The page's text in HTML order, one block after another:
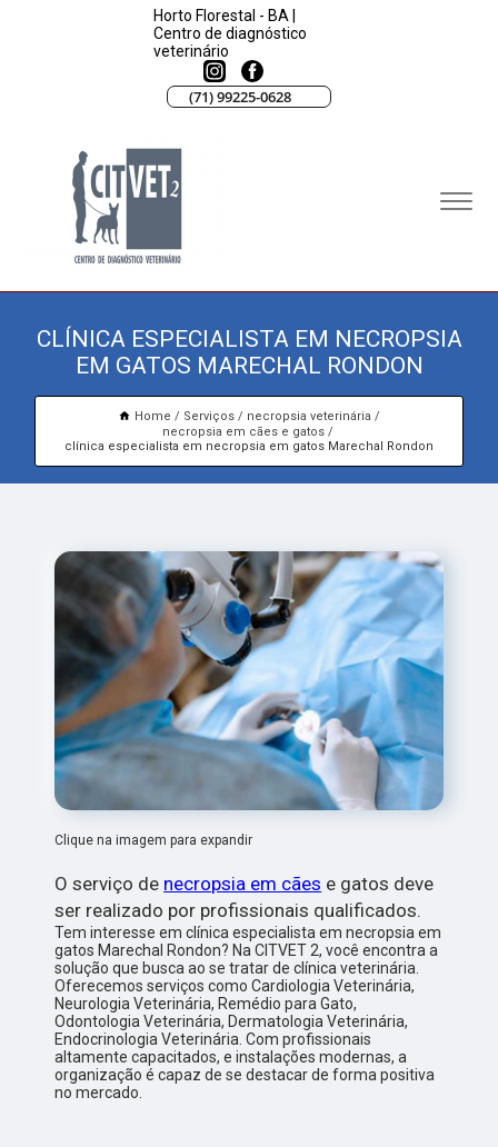
Horto Florestal - BA |
Centro de diagnóstico
veterinário
(71) 99225-0628
CLÍNICA ESPECIALISTA EM NECROPSIA
EM GATOS MARECHAL RONDON
Home Serviços
necropsia veterinária
necropsia em cães e gatos
clínica especialista em necropsia em gatos Marechal Rondon
Clique na imagem para expandir
O serviço de necropsia em cães e gatos deve
ser realizado por profissionais qualificados.
Tem interesse em clínica especialista em necropsia em
gatos Marechal Rondon? Na CITVET 2, você encontra a
solução que busca ao se tratar de clínica veterinária.
Oferecemos serviços como Cardiologia Veterinária,
Neurologia Veterinária, Remédio para Gato,
Odontologia Veterinária, Dermatologia Veterinária,
Endocrinologia Veterinária. Com profissionais
altamente capacitados, e instalações modernas, a
organização é capaz de se destacar de forma positiva
no mercado.